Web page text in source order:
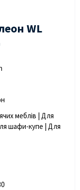
WL
меблів | Для
шафи-купе | Для